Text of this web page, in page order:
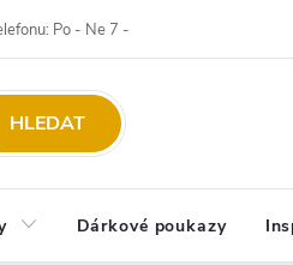
Po - Ne 7 -
Komisní prodej | Výkup zboží
HLEDAT
Dárkové poukazy